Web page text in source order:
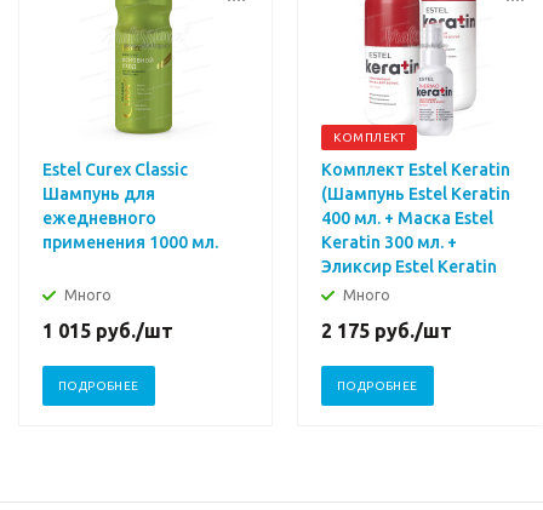
Estel Curex Classic
Шампунь для
ежедневного
применения 1000 мл.
Много
1 015 руб./шт
ПОДРОБНЕЕ
КОМПЛЕКТ
Комплект Estel Keratin
(Шампунь Estel Keratin
400 мл. + Маска Estel
Keratin 300 мл. +
Эликсир Estel Keratin
100 мл.)
Много
2 175 руб./шт
ПОДРОБНЕЕ